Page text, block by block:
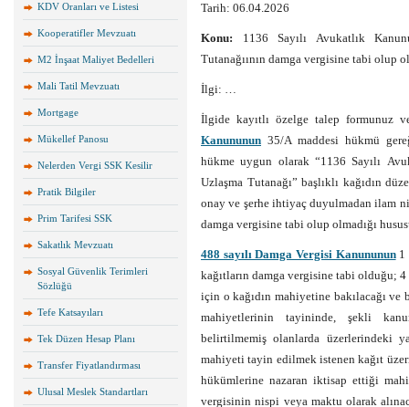
KDV Oranları ve Listesi
Kooperatifler Mevzuatı
M2 İnşaat Maliyet Bedelleri
Mali Tatil Mevzuatı
Mortgage
Mükellef Panosu
Nelerden Vergi SSK Kesilir
Pratik Bilgiler
Prim Tarifesi SSK
Sakatlık Mevzuatı
Sosyal Güvenlik Terimleri
Sözlüğü
Tefe Katsayıları
Tek Düzen Hesap Planı
Transfer Fiyatlandırması
Ulusal Meslek Standartları
Tarih: 06.04.2026
Konu: 1136 Sayılı Avukatlık
Tutanağıının damga vergisine tabi olup
İlgi: …
İlgide kayıtlı özelge talep formunuz
Kanununun 35/A maddesi hükmü
hükme uygun olarak “1136 Sayılı
Uzlaşma Tutanağı” başlıklı kağıdın
onay ve şerhe ihtiyaç duyulmadan ilam
damga vergisine tabi olup olmadığı
488 sayılı Damga Vergisi Kanununun1
kağıtların damga vergisine tabi olduğu;
için o kağıdın mahiyetine bakılacağı ve
mahiyetlerinin tayininde, şekli
belirtilmemiş olanlarda üzerlerindeki
mahiyeti tayin edilmek istenen kağıt
hükümlerine nazaran iktisap ettiği
vergisinin nispi veya maktu olarak